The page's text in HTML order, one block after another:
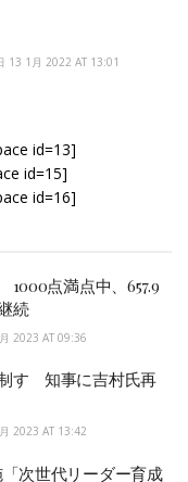
13 1月 2022 AT 13:01
id=13]
id=15]
id=16]
点満点中、657.9
続
2023 AT 09:36
す 知事に吉村氏再
2023 AT 13:42
次世代リーダー育成